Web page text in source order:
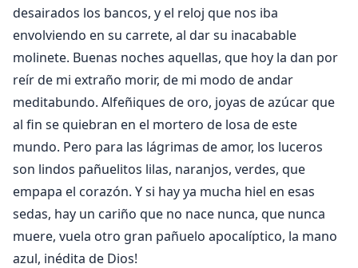
desairados los bancos, y el reloj que nos iba
envolviendo en su carrete, al dar su inacabable
molinete. Buenas noches aquellas, que hoy la dan por
reír de mi extraño morir, de mi modo de andar
meditabundo. Alfeñiques de oro, joyas de azúcar que
al fin se quiebran en el mortero de losa de este
mundo. Pero para las lágrimas de amor, los luceros
son lindos pañuelitos lilas, naranjos, verdes, que
empapa el corazón. Y si hay ya mucha hiel en esas
sedas, hay un cariño que no nace nunca, que nunca
muere, vuela otro gran pañuelo apocalíptico, la mano
azul, inédita de Dios!